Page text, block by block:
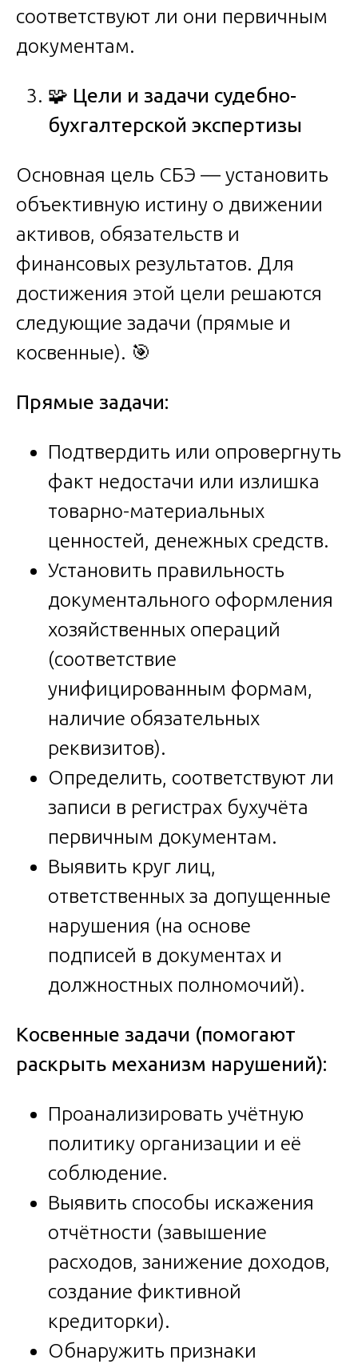
соответствуют ли они первичным
документам.
🧩 Цели и задачи судебно-
бухгалтерской экспертизы
Основная цель СБЭ — установить
объективную истину о движении
активов, обязательств и
финансовых результатов. Для
достижения этой цели решаются
следующие задачи (прямые и
косвенные). 🎯
Прямые задачи:
Подтвердить или опровергнуть
факт недостачи или излишка
товарно-материальных
ценностей, денежных средств.
Установить правильность
документального оформления
хозяйственных операций
(соответствие
унифицированным формам,
наличие обязательных
реквизитов).
Определить, соответствуют ли
записи в регистрах бухучёта
первичным документам.
Выявить круг лиц,
ответственных за допущенные
нарушения (на основе
подписей в документах и
должностных полномочий).
Косвенные задачи (помогают
раскрыть механизм нарушений):
Проанализировать учётную
политику организации и её
соблюдение.
Выявить способы искажения
отчётности (завышение
расходов, занижение доходов,
создание фиктивной
кредиторки).
Обнаружить признаки